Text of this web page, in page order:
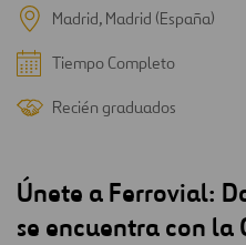
Madrid, Madrid (España)
Tiempo Completo
Recién graduados
Únete a Ferrovial:
se encuentra con la